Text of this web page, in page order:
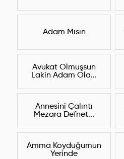
Adam Mısın
Avukat Olmuşsun
Lakin Adam Ola...
Annesini Çalıntı
Mezara Defnet...
Amma Koyduğumun
Yerinde